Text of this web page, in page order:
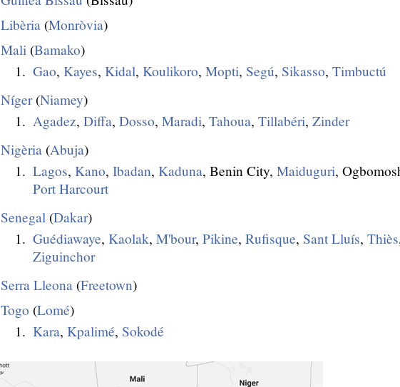
Libèria (Monròvia)
Mali (Bamako)
Gao, Kayes, Kidal, Koulikoro, Mopti, Segú, Sikasso, Timbuctú
Níger(Niamey)
Agadez, Diffa, Dosso, Maradi, Tahoua, Tillabéri, Zinder
Nigèria (Abuja)
Lagos, Kano, Ibadan, Kaduna, Benin City, Maiduguri,
Port Harcourt
Senegal (Dakar)
Guédiawaye, Kaolak, M'bour, Pikine, Rufisque, Sant Lluís, Thiès
Ziguinchor
Serra Lleona (Freetown)
Togo (Lomé)
Kara, Kpalimé, Sokodé